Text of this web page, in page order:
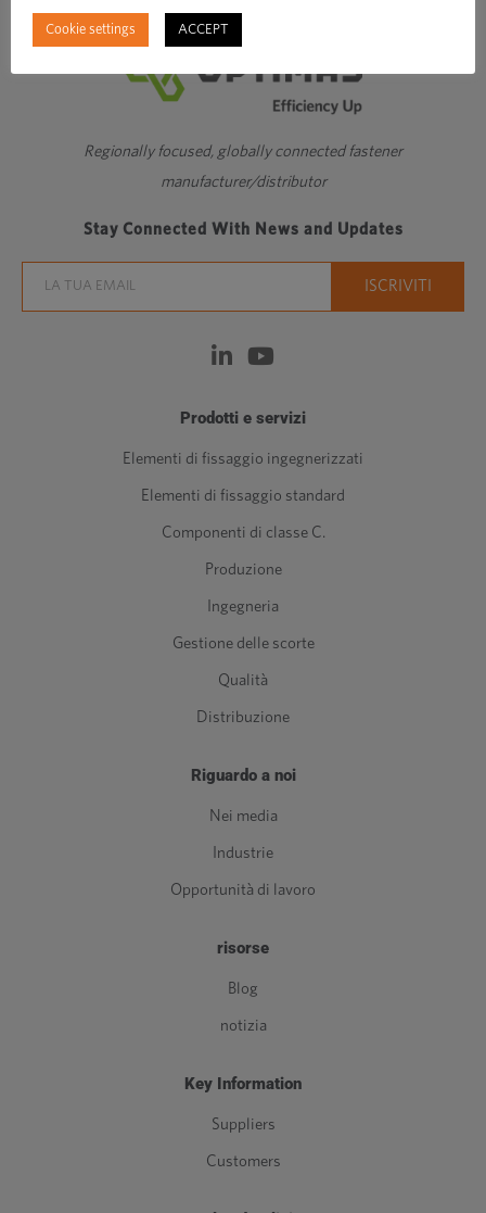
Regionally focused, globally connected fastener
manufacturer/distributor
Stay Connected With News and Updates
Prodotti e servizi
Elementi di fissaggio ingegnerizzati
Elementi di fissaggio standard
Componenti di classe C.
Produzione
Ingegneria
Gestione delle scorte
Qualità
Distribuzione
Riguardo a noi
Nei media
Industrie
Opportunità di lavoro
risorse
Blog
notizia
Key Information
Suppliers
Customers
Cookie settings ACCEPT